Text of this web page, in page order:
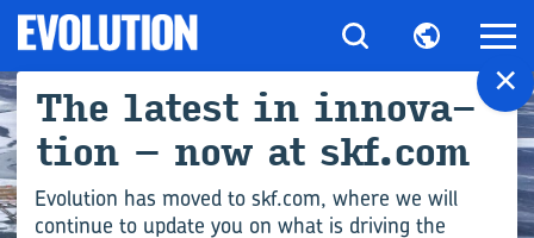
×
The la­test in in­no­va­
ti­on – now at skf.com
Evolution has moved to skf.com, where we will
continue to update you on what is driving the